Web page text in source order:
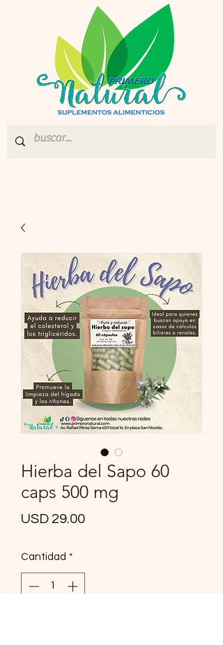
Hierba del Sapo 60
caps 500 mg
USD 29.00Precio
Cantidad *